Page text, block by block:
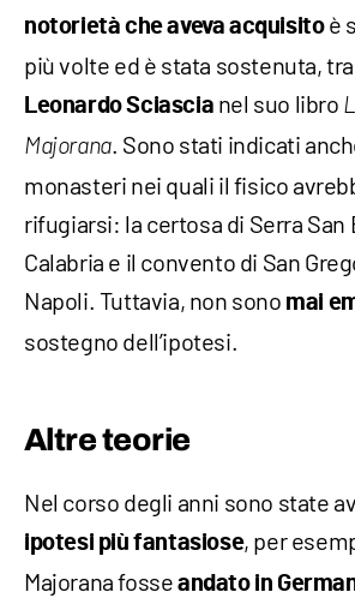
notorietà che aveva acquisito è
più volte ed è stata sostenuta,
Leonardo Sciascia nel suo libro
Majorana. Sono stati indicati
monasteri nei quali il fisico
rifugiarsi: la certosa di Serra San
Calabria e il convento di San
Napoli. Tuttavia, non sono mai
sostegno dell’ipotesi.
Altre teorie
Nel corso degli anni sono state
ipotesi più fantasiose, per
Majorana fosse andato in